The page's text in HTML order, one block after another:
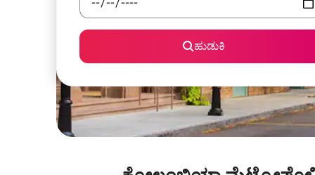
ಹುಡುಕಿ